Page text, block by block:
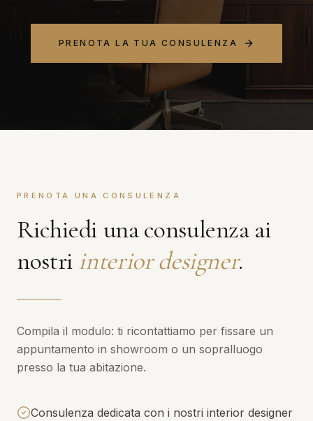
PRENOTA LA TUA CONSULENZA
PRENOTA UNA CONSULENZA
Richiedi una consulenza ai
nostri interior designer.
Compila il modulo: ti ricontattiamo per fissare un
appuntamento in showroom o un sopralluogo
presso la tua abitazione.
Consulenza dedicata con i nostri interior designer